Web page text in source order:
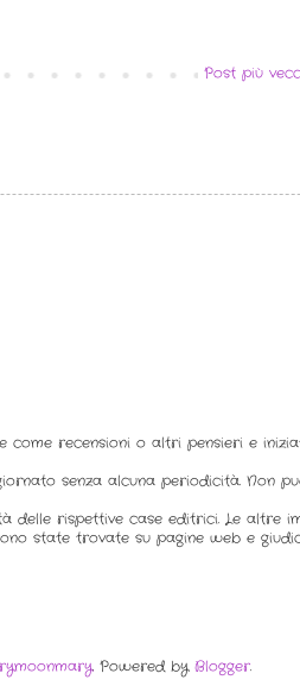
Post più
recensioni o altri pensieri e
senza alcuna periodicità. Non
rispettive case editrici. Le altre
state trovate su pagine web e
. Powered by Blogger.